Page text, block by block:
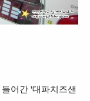
어간 '대파치즈샌